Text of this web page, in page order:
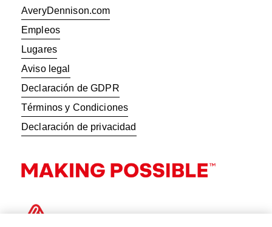
AveryDennison.com
Empleos
Lugares
Aviso legal
Declaración de GDPR
Términos y Condiciones
Declaración de privacidad